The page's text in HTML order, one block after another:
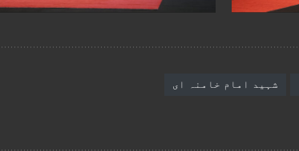
شہید امام خامنہ ای